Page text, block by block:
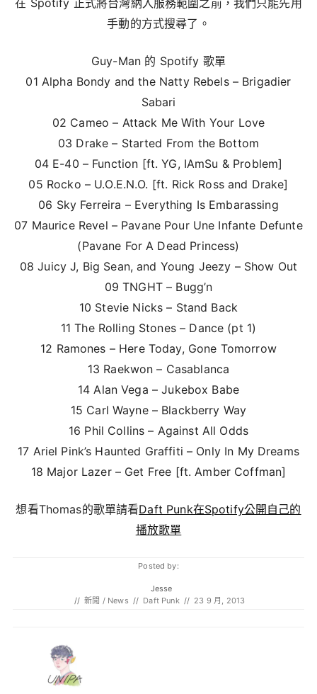
手動的方式搜尋了。
Guy-Man 的 Spotify 歌單
01 Alpha Bondy and the Natty Rebels – Brigadier
Sabari
02 Cameo – Attack Me With Your Love
03 Drake – Started From the Bottom
04 E-40 – Function [ft. YG, IAmSu & Problem]
05 Rocko – U.O.E.N.O. [ft. Rick Ross and Drake]
06 Sky Ferreira – Everything Is Embarassing
07 Maurice Revel – Pavane Pour Une Infante Defunte
(Pavane For A Dead Princess)
08 Juicy J, Big Sean, and Young Jeezy – Show Out
09 TNGHT – Bugg’n
10 Stevie Nicks – Stand Back
11 The Rolling Stones – Dance (pt 1)
12 Ramones – Here Today, Gone Tomorrow
13 Raekwon – Casablanca
14 Alan Vega – Jukebox Babe
15 Carl Wayne – Blackberry Way
16 Phil Collins – Against All Odds
17 Ariel Pink’s Haunted Graffiti – Only In My Dreams
18 Major Lazer – Get Free [ft. Amber Coffman]
想看Thomas的歌單請看Daft Punk在Spotify公開自己的
播放歌單
Posted by:
Jesse
// 新聞 / News // Daft Punk // 23 9 月, 2013